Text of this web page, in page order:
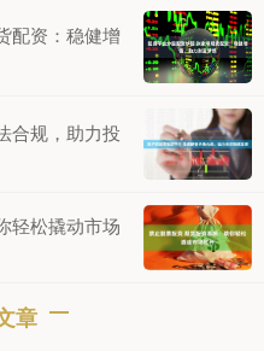
配资：稳健增
合规，助力投
轻松撬动市场
章